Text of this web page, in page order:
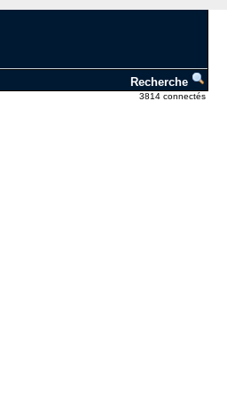
Recherche
3814 connectés